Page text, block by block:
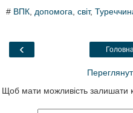
e
o
t
k
a
r
# ВПК допомога світ,
‹
Щоб мати можливість залишати